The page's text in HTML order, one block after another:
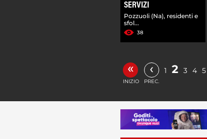
SERVIZI
Pozzuoli (Na), residenti e
sfol...
38
«
INIZIO
‹
PREC.
1 2 3 4 5